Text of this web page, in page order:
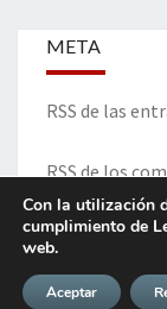
META
RSS de las
RSS de los
Con la utilización
cumplimiento de
web.
Aceptar